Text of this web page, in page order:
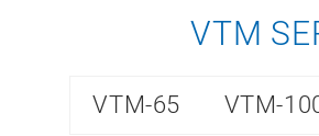
VTM
VTM-65 VTM-